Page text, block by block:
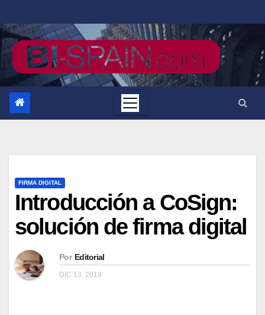
al
contenido
FIRMA DIGITAL
Introducción a CoSign:
solución de firma digital
Por Editorial
DIC 13, 2019